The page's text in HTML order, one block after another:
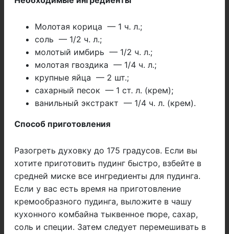
Молотая корица — 1 ч. л.;
соль — 1/2 ч. л.;
молотый имбирь — 1/2 ч. л.;
молотая гвоздика — 1/4 ч. л.;
крупные яйца — 2 шт.;
сахарный песок — 1 ст. л. (крем);
ванильный экстракт — 1/4 ч. л. (крем).
Способ приготовления
Разогреть духовку до 175 градусов. Если вы
хотите приготовить пудинг быстро, взбейте в
средней миске все ингредиенты для пудинга.
Если у вас есть время на приготовление
кремообразного пудинга, выложите в чашу
кухонного комбайна тыквенное пюре, сахар,
соль и специи. Затем следует перемешивать в